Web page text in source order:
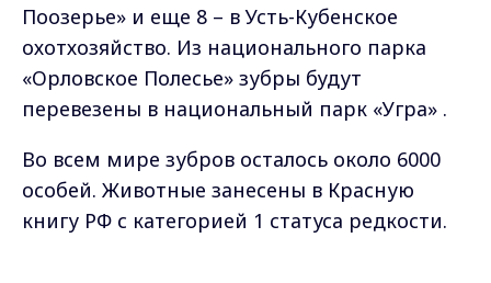
Поозерье» и еще 8 – в Усть-Кубенское
охотхозяйство. Из национального парка
«Орловское Полесье» зубры будут
перевезены в национальный парк «Угра» .
Во всем мире зубров осталось около 6000
особей. Животные занесены в Красную
книгу РФ с категорией 1 статуса редкости.